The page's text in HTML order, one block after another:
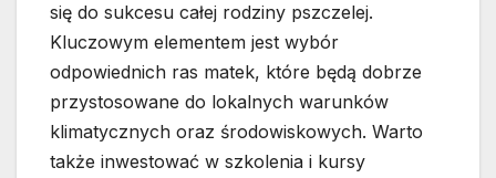
się do sukcesu całej rodziny pszczelej.
Kluczowym elementem jest wybór
odpowiednich ras matek, które będą dobrze
przystosowane do lokalnych warunków
klimatycznych oraz środowiskowych. Warto
także inwestować w szkolenia i kursy